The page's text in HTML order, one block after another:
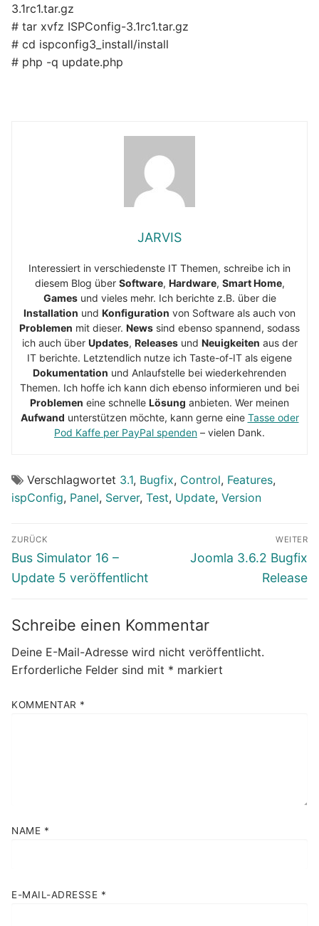
3.1rc1.tar.gz
# tar xvfz ISPConfig-3.1rc1.tar.gz
# cd ispconfig3_install/install
# php -q update.php
JARVIS
Interessiert in verschiedenste IT Themen, schreibe ich in
diesem Blog über Software, Hardware, Smart Home,
Gamesund vieles mehr. Ich berichte z.B. über die
Installation und Konfiguration von Software als auch von
Problemen mit dieser. News sind ebenso spannend, sodass
ich auch über Updates, Releasesund Neuigkeiten aus der
IT berichte. Letztendlich nutze ich Taste-of-IT als eigene
Dokumentation und Anlaufstelle bei wiederkehrenden
Themen. Ich hoffe ich kann dich ebenso informieren und bei
Problemen eine schnelle Lösung anbieten. Wer meinen
Aufwand unterstützen möchte, kann gerne eine Tasse oder
Pod Kaffe per PayPal spenden – vielen Dank.
Verschlagwortet 3.1, Bugfix, Control, Features,
ispConfig, Panel, Server, Test, Update, Version
Beitragsnavigation
ZURÜCK
Vorheriger
Beitrag:
Bus Simulator 16 –
Update 5 veröffentlicht
WEITER
Nächster
Joomla 3.6.2 Bugfix
Release
Schreibe einen Kommentar
Deine E-Mail-Adresse wird nicht veröffentlicht.
Erforderliche Felder sind mit * markiert
KOMMENTAR *
NAME *
E-MAIL-ADRESSE *